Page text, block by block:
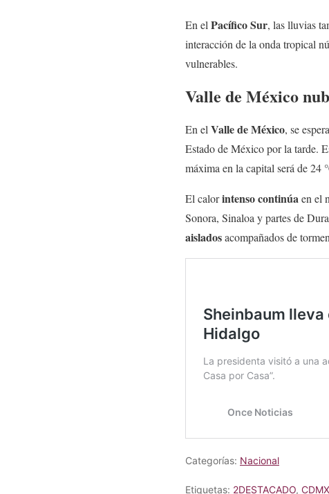
En el Pacífico Sur, las lluvias
interacción de la onda tropical
vulnerables.
Valle de México
En elValle de México, se
Estado de México por la tarde.
máxima en la capital será de 24
El calorintenso continúaen el
Sonora, Sinaloa y partes de
aisladosacompañados de
Categorías: Nacional
Etiquetas: 2DESTACADO, CDMX